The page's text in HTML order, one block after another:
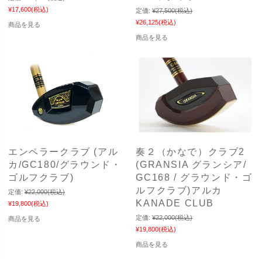
¥17,600(税込)
商品を見る
定価: ¥27,500(税込)
¥26,125(税込)
商品を見る
エンペラークラブ (アル
カ/GC180/グラウンド・
ゴルフクラブ)
定価: ¥22,000(税込)
¥19,800(税込)
商品を見る
奏２（かなで）クラブ2
(GRANSIA グランシア/
GC168 / グラウンド・ゴ
ルフクラブ)アルカ
KANADE CLUB
定価: ¥22,000(税込)
¥19,800(税込)
商品を見る